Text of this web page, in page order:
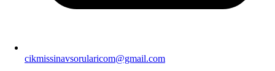
cikmissinavsorularicom@gmail.com